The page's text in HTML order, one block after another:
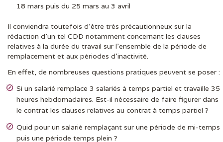
18 mars puis du 25 mars au 3 avril
Il conviendra toutefois d’être très précautionneux sur la
rédaction d’un tel CDD notamment concernant les clauses
relatives à la durée du travail sur l’ensemble de la période de
remplacement et aux périodes d’inactivité.
En effet, de nombreuses questions pratiques peuvent se poser :
Si un salarié remplace 3 salariés à temps partiel et travaille 35
heures hebdomadaires. Est-il nécessaire de faire figurer dans
le contrat les clauses relatives au contrat à temps partiel ?
Quid pour un salarié remplaçant sur une période de mi-temps
puis une période temps plein ?